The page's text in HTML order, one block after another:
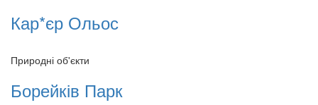
Кар*єр Ольос
Природні об'єкти
Борейків Парк